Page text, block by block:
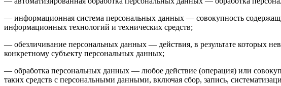
— информационная система персональных данных — совокупность
информационных технологий и технических средств;
— обезличивание персональных данных — действия, в результате которых
конкретному субъекту персональных данных;
— обработка персональных данных — любое действие (операция) или
таких средств с персональными данными, включая сбор, запись,